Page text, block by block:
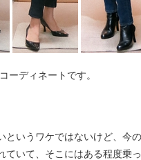
ーディネートです。
というワケではないけど、今
ていて、そこにはある程度乗